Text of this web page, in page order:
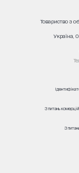
Товариство з
Україна,
З питань
З